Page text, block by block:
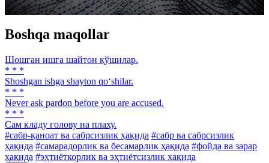
Boshqa maqollar
Шошган ишга шайтон қўшилар.
* * *
Shoshgan ishga shayton qo‘shilar.
* * *
Never ask pardon before you are accused.
* * *
Сам кладу голову на плаху.
#сабр-қаноат ва сабрсизлик ҳақида #сабр ва сабрсизлик
ҳақида #самарадорлик ва бесамарлик ҳақида #фойда ва зарар
ҳақида #эҳтиёткорлик ва эҳтиётсизлик ҳақида